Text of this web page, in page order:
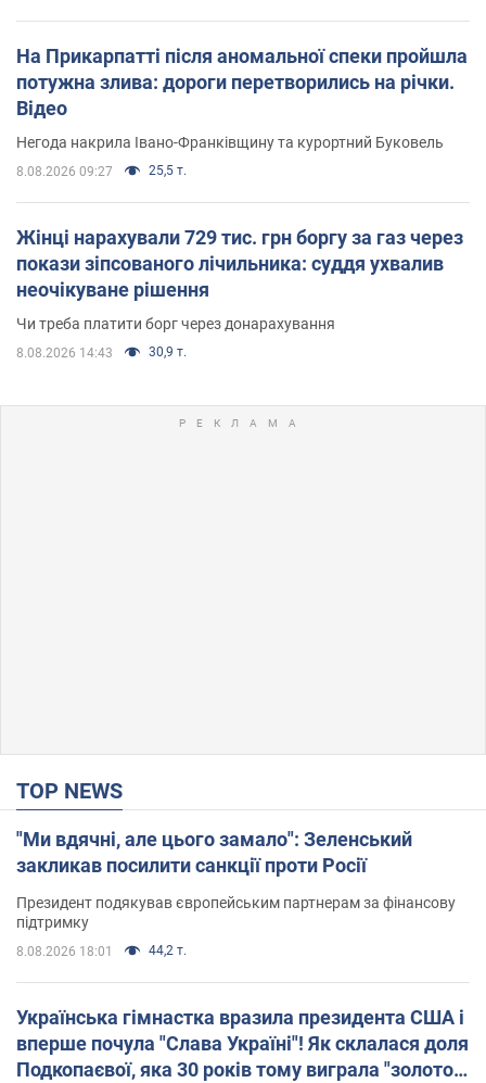
На Прикарпатті після аномальної спеки пройшла
потужна злива: дороги перетворились на річки.
Відео
Негода накрила Івано-Франківщину та курортний Буковель
8.08.2026 09:27 25,5 т.
Жінці нарахували 729 тис. грн боргу за газ через
покази зіпсованого лічильника: суддя ухвалив
неочікуване рішення
Чи треба платити борг через донарахування
8.08.2026 14:43 30,9 т.
TOP NEWS
"Ми вдячні, але цього замало": Зеленський
закликав посилити санкції проти Росії
Президент подякував європейським партнерам за фінансову
підтримку
8.08.2026 18:01 44,2 т.
Українська гімнастка вразила президента США і
вперше почула "Слава Україні"! Як склалася доля
Подкопаєвої, яка 30 років тому виграла "золото"